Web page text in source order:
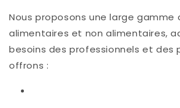
Nous proposons une large gamme
alimentaires et non alimentaires,
besoins des professionnels et des
offrons :